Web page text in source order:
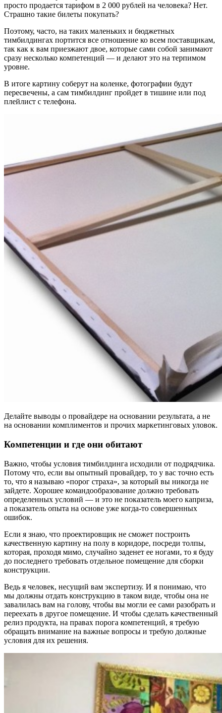
просто продается тарифом в 2 000 рублей на человека? Нет.
Страшно такие билеты покупать?
Поэтому, часто, на таких маленьких и бюджетных
тимбилдингах портится все отношение ко всем поставщикам,
так как к вам приезжают двое, которые сами собой занимают
сразу несколько компетенций — и делают это на терпимом
уровне.
В итоге картину соберут на коленке, фотографии будут
пересвечены, а сам тимбилдинг пройдет в тишине или под
плейлист с телефона.
Делайте выводы о провайдере на основании результата, а не
на основании комплиментов и прочих маркетинговых уловок.
Компетенции и где они обитают
Важно, чтобы условия тимбилдинга исходили от подрядчика.
Потому что, если вы опытный провайдер, то у вас точно есть
то, что я называю «порог страха», за который вы никогда не
зайдете. Хорошее командообразование должно требовать
определенных условий — и это не показатель моего каприза,
а показатель опыта на основе уже когда-то совершенных
ошибок.
Если я знаю, что проектировщик не сможет построить
качественную картину на полу в коридоре, посреди толпы,
которая, проходя мимо, случайно заденет ее ногами, то я буду
до последнего требовать отдельное помещение для сборки
конструкции.
Ведь я человек, несущий вам экспертизу. И я понимаю, что
мы должны отдать конструкцию в таком виде, чтобы она не
завалилась вам на голову, чтобы вы могли ее сами разобрать и
переехать в другое помещение. И чтобы сделать качественный
релиз продукта, на правах порога компетенций, я требую
обращать внимание на важные вопросы и требую должные
условия для их решения.